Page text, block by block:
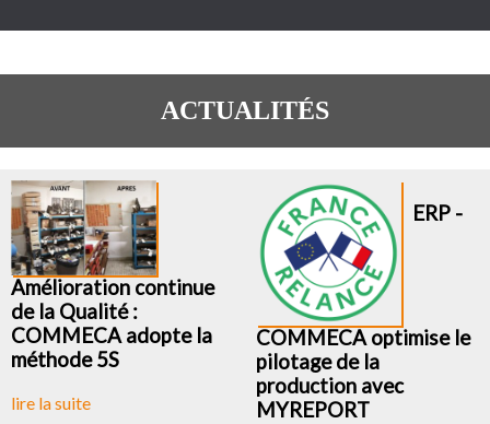
ACTUALITÉS
Amélioration continue
de la Qualité :
COMMECA adopte la
méthode 5S
lire la suite
ERP -
COMMECA optimise le
pilotage de la
production avec
MYREPORT